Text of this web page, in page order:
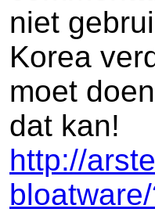
niet
Korea
moet
dat kan!
http://